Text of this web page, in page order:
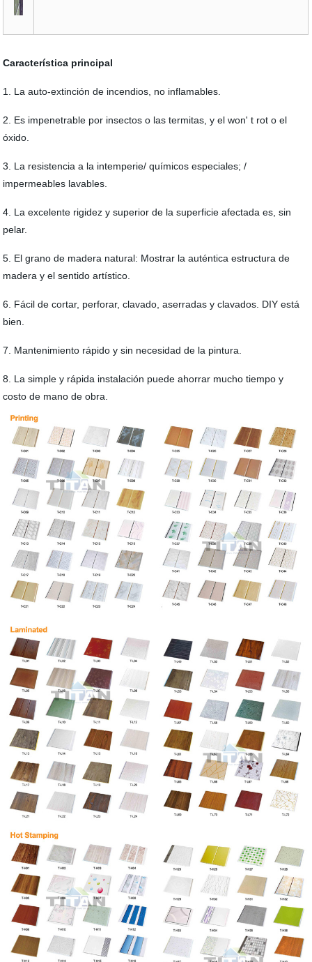
Característica principal
1. La auto-extinción de incendios, no inflamables.
2. Es impenetrable por insectos o las termitas, y el won' t rot o el
óxido.
3. La resistencia a la intemperie/ químicos especiales; /
impermeables lavables.
4. La excelente rigidez y superior de la superficie afectada es, sin
pelar.
5. El grano de madera natural: Mostrar la auténtica estructura de
madera y el sentido artístico.
6. Fácil de cortar, perforar, clavado, aserradas y clavados. DIY está
bien.
7. Mantenimiento rápido y sin necesidad de la pintura.
8. La simple y rápida instalación puede ahorrar mucho tiempo y
costo de mano de obra.